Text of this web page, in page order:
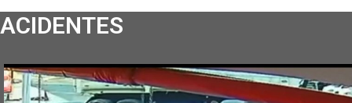
ACIDENTES